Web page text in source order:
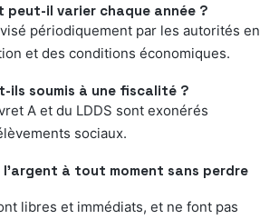
peut-il varier chaque année ?
périodiquement par les autorités en
et des conditions économiques.
ils soumis à une fiscalité ?
A et du LDDS sont exonérés
sociaux.
à tout moment sans perdre
libres et immédiats, et ne font pas